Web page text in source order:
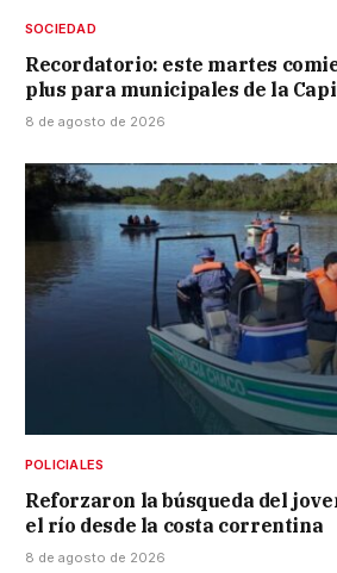
SOCIEDAD
Recordatorio: este martes
plus para municipales de la
8 de agosto de 2026
POLICIALES
Reforzaron la búsqueda del
el río desde la costa correntina
8 de agosto de 2026